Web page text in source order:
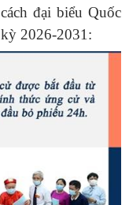
đại biểu Quốc
2026-2031: